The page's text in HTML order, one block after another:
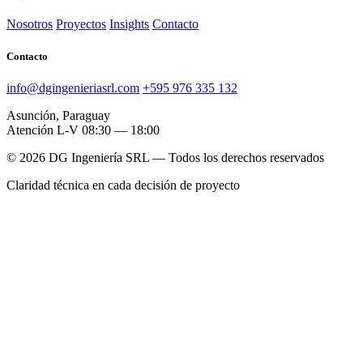
Nosotros Proyectos Insights Contacto
Contacto
info@dgingenieriasrl.com +595 976 335 132
Asunción, Paraguay
Atención L-V 08:30 — 18:00
© 2026 DG Ingeniería SRL — Todos los derechos reservados
Claridad técnica en cada decisión de proyecto